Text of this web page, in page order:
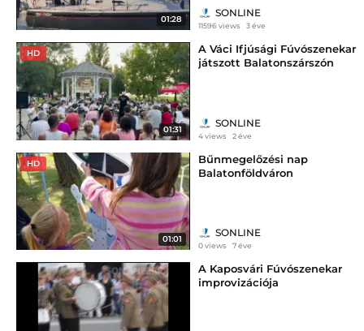
01:28
SONLINE
11596 views 3 éve
HD
01:31
A Váci Ifjúsági Fúvószenekar
játszott Balatonszárszón
SONLINE
4 views 2 éve
HD
01:01
Bűnmegelőzési nap
Balatonföldváron
SONLINE
0 views 7 éve
A Kaposvári Fúvószenekar
improvizációja